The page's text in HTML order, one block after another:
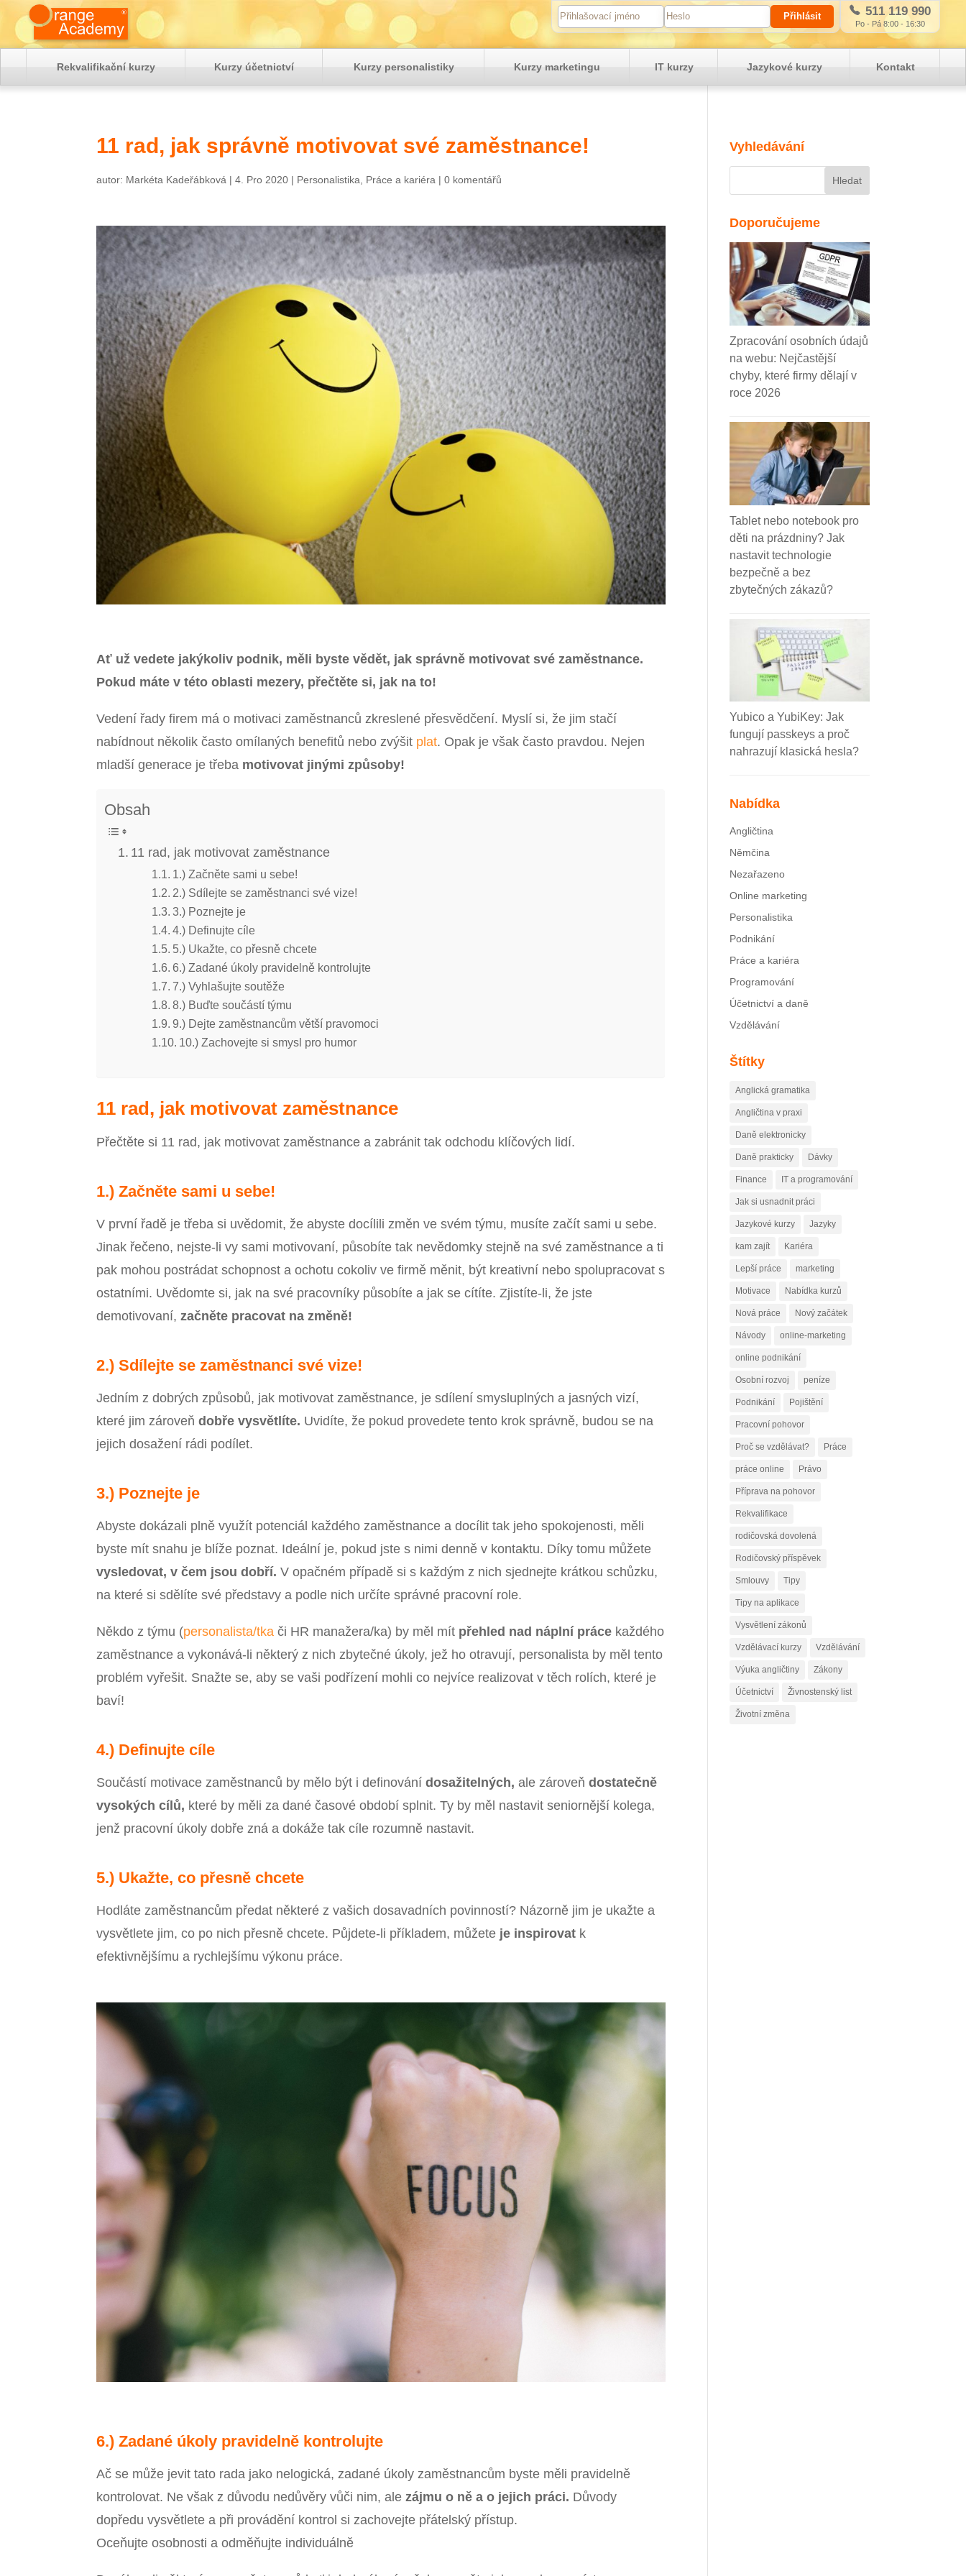
511 119 990
Po - Pá 8:00 - 16:30
Rekvalifikační kurzy Kurzy účetnictví Kurzy personalistiky Kurzy marketingu IT kurzy Jazykové kurzy Kontakt
11 rad, jak správně motivovat své zaměstnance!
autor: Markéta Kadeřábková |4. Pro 2020 | Personalistika Práce a kariéra |0 komentářů
Ať už vedete jakýkoliv podnik, měli byste vědět, jak správně motivovat své zaměstnance.
Pokud máte v této oblasti mezery, přečtěte si, jak na to!
Vedení řady firem má o motivaci zaměstnanců zkreslené přesvědčení. Myslí si, že jim stačí
nabídnout několik často omílaných benefitů nebo zvýšit plat. Opak je však často pravdou. Nejen
mladší generace je třeba motivovat jinými způsoby!
Obsah
11 rad, jak motivovat zaměstnance
1.) Začněte sami u sebe!
2.) Sdílejte se zaměstnanci své vize!
3.) Poznejte je
4.) Definujte cíle
5.) Ukažte, co přesně chcete
6.) Zadané úkoly pravidelně kontrolujte
7.) Vyhlašujte soutěže
8.) Buďte součástí týmu
9.) Dejte zaměstnancům větší pravomoci
10.) Zachovejte si smysl pro humor
11 rad, jak motivovat zaměstnance
Přečtěte si 11 rad, jak motivovat zaměstnance a zabránit tak odchodu klíčových lidí.
1.) Začněte sami u sebe!
V první řadě je třeba si uvědomit, že abyste docílili změn ve svém týmu, musíte začít sami u sebe.
Jinak řečeno, nejste-li vy sami motivovaní, působíte tak nevědomky stejně na své zaměstnance a ti
pak mohou postrádat schopnost a ochotu cokoliv ve firmě měnit, být kreativní nebo spolupracovat s
ostatními. Uvědomte si, jak na své pracovníky působíte a jak se cítíte. Zjistíte-li, že jste
demotivovaní,začněte pracovat na změně!
2.) Sdílejte se zaměstnanci své vize!
Jedním z dobrých způsobů, jak motivovat zaměstnance, je sdílení smysluplných a jasných vizí,
které jim zároveňdobře vysvětlíte. Uvidíte, že pokud provedete tento krok správně, budou se na
jejich dosažení rádi podílet.
3.) Poznejte je
Abyste dokázali plně využít potenciál každého zaměstnance a docílit tak jeho spokojenosti, měli
byste mít snahu je blíže poznat. Ideální je, pokud jste s nimi denně v kontaktu. Díky tomu můžete
vysledovat, v čem jsou dobří. V opačném případě si s každým z nich sjednejte krátkou schůzku,
na které si sdělíte své představy a podle nich určíte správné pracovní role.
Někdo z týmu (personalista/tka či HR manažera/ka) by měl mít přehled nad náplní práce každého
zaměstnance a vykonává-li některý z nich zbytečné úkoly, jež ho otravují, personalista by měl tento
problém vyřešit. Snažte se, aby se vaši podřízení mohli co nejvíce realizovat v těch rolích, které je
baví!
4.) Definujte cíle
Součástí motivace zaměstnanců by mělo být i definovánídosažitelných, ale zároveňdostatečně
vysokých cílů, které by měli za dané časové období splnit. Ty by měl nastavit seniornější kolega,
jenž pracovní úkoly dobře zná a dokáže tak cíle rozumně nastavit.
5.) Ukažte, co přesně chcete
Hodláte zaměstnancům předat některé z vašich dosavadních povinností? Názorně jim je ukažte a
vysvětlete jim, co po nich přesně chcete. Půjdete-li příkladem, můžete je inspirovat k
efektivnějšímu a rychlejšímu výkonu práce.
6.) Zadané úkoly pravidelně kontrolujte
Ač se může jevit tato rada jako nelogická, zadané úkoly zaměstnancům byste měli pravidelně
kontrolovat. Ne však z důvodu nedůvěry vůči nim, alezájmu o ně a o jejich práci. Důvody
dopředu vysvětlete a při provádění kontrol si zachovejte přátelský přístup.
Oceňujte osobnosti a odměňujte individuálně
Vyhledávání
Doporučujeme
Zpracování osobních údajů
na webu: Nejčastější
chyby, které firmy dělají v
roce 2026
Tablet nebo notebook pro
děti na prázdniny? Jak
nastavit technologie
bezpečně a bez
zbytečných zákazů?
Yubico a YubiKey: Jak
fungují passkeys a proč
nahrazují klasická hesla?
Nabídka
Angličtina
Němčina
Nezařazeno
Online marketing
Personalistika
Podnikání
Práce a kariéra
Programování
Účetnictví a daně
Vzdělávání
Štítky
Anglická gramatika
Angličtina v praxi
Daně elektronicky
Daně prakticky Dávky
Finance IT a programování
Jak si usnadnit práci
Jazykové kurzy Jazyky
kam zajít Kariéra
Lepší práce marketing
Motivace Nabídka kurzů
Nová práce Nový začátek
Návody online-marketing
online podnikání
Osobní rozvoj peníze
Podnikání Pojištění
Pracovní pohovor
Proč se vzdělávat? Práce
práce online Právo
Příprava na pohovor
Rekvalifikace
rodičovská dovolená
Rodičovský příspěvek
Smlouvy Tipy
Tipy na aplikace
Vysvětlení zákonů
Vzdělávací kurzy Vzdělávání
Výuka angličtiny Zákony
Účetnictví Živnostenský list
Životní změna